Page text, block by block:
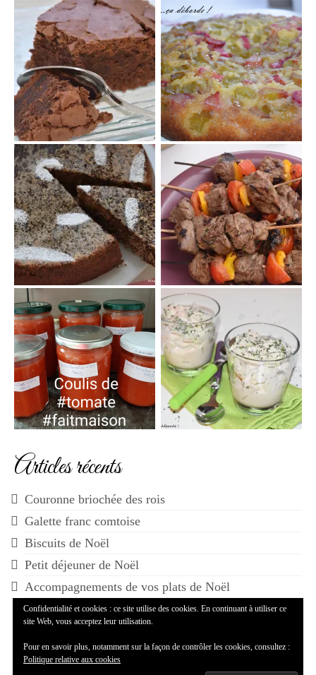
Articles récents
Couronne briochée des rois
Galette franc comtoise
Biscuits de Noël
Petit déjeuner de Noël
Accompagnements de vos plats de Noël
Confidentialité et cookies : ce site utilise des cookies. En continuant à utiliser ce
site Web, vous acceptez leur utilisation.
Pour en savoir plus, notamment sur la façon de contrôler les cookies, consultez :
Politique relative aux cookies